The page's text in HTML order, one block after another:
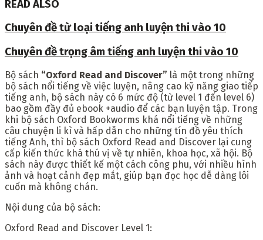
READ ALSO
Chuyên đề từ loại tiếng anh luyện thi vào 10
Chuyên đề trọng âm tiếng anh luyện thi vào 10
Bộ sách “Oxford Read and Discover” là một trong những
bộ sách nổi tiếng về việc luyện, nâng cao kỹ năng giao tiếp
tiếng anh, bộ sách này có 6 mức độ (từ level 1 đến level 6)
bao gồm đầy đủ ebook +audio để các bạn luyện tập. Trong
khi bộ sách Oxford Bookworms khá nổi tiếng về những
câu chuyện li kì và hấp dẫn cho những tín đồ yêu thích
tiếng Anh, thì bộ sách Oxford Read and Discover lại cung
cấp kiến thức khá thú vị về tự nhiên, khoa học, xã hội. Bộ
sách này được thiết kế một cách công phu, với nhiều hình
ảnh và hoạt cảnh đẹp mắt, giúp bạn đọc học dễ dàng lôi
cuốn mà không chán.
Nội dung của bộ sách:
Oxford Read and Discover Level 1: